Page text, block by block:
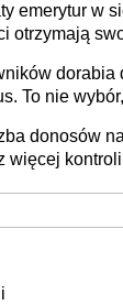
stanie?
gospodarki
emerytur w
otrzymają
dorabia
To nie
donosów na
więcej